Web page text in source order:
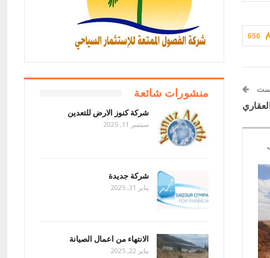
656
منشورات شائعة
شركة كنوز الارض للتعدين
سبتمبر 11, 2025
شركة جديدة
يناير 31, 2025
الانتهاء من اعمال الصيانة
يناير 22, 2025